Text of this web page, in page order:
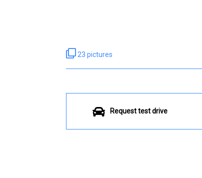
23 pictures
Request test drive